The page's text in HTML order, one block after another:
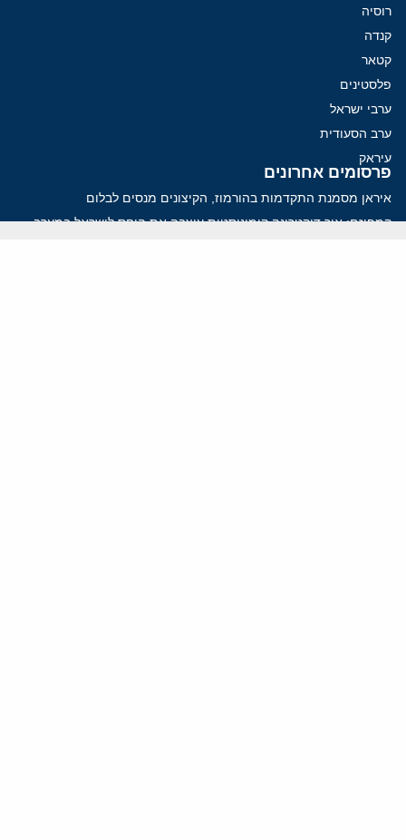
רוסיה
קנדה
קטאר
פלסטינים
ערבי ישראל
ערב הסעודית
עיראק
פרסומים אחרונים
איראן מסמנת התקדמות בהורמוז, הקיצונים מנסים לבלום
קמפיזם: איך דוקטרינה קומוניסטית עיצבה את היחס לישראל במערב